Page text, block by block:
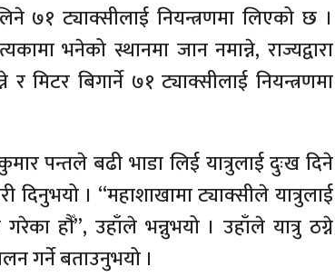
७१ ट्याक्सीलाई नियन्त्रणमा लिएको छ ।
भनेको स्थानमा जान नमान्ने, राज्यद्वारा
मिटर बिगार्ने ७१ ट्याक्सीलाई नियन्त्रणमा
पन्तले बढी भाडा लिई यात्रुलाई दुःख दिने
। “महाशाखामा ट्याक्सीले यात्रुलाई
हौँ”, उहाँले भन्नुभयो । उहाँले यात्रु ठग्ने
गर्ने बताउनुभयो ।